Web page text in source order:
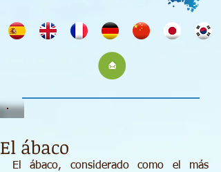
El ábaco
El ábaco, considerado como el más